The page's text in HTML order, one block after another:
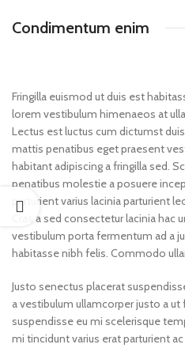
Condimentum enim
Fringilla euismod ut duis est
lorem vestibulum himenaeos at
Lectus est luctus cum dictumst
mattis penatibus eget praesent
habitant adipiscing a fringilla sed.
penatibus molestie a posuere
parturient varius lacinia parturient
Cras a sed consectetur lacinia hac
vestibulum porta fermentum ad a
habitasse nibh felis. Commodo
Justo senectus placerat
a vestibulum ullamcorper justo a
suspendisse eu mi scelerisque
mi tincidunt varius erat parturient